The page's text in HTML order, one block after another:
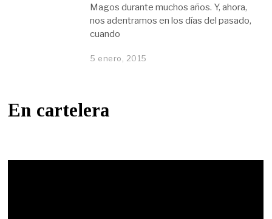
Magos durante muchos años. Y, ahora,
nos adentramos en los días del pasado,
cuando
5 enero, 2015
En cartelera